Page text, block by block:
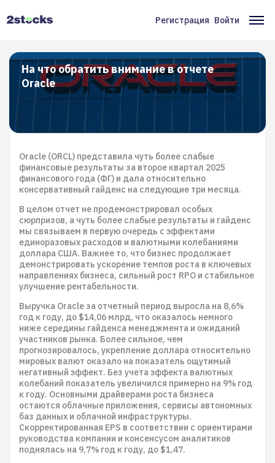
Меню
учётной
записи
пользователя
Регистрация Войти
На что обратить внимание в отчете
Oracle
Oracle (ORCL) представила чуть более слабые
финансовые результаты за второе квартал 2025
финансового года (ФГ) и дала относительно
консервативный гайденс на следующие три месяца.
В целом отчет не продемонстрировал особых
сюрпризов, а чуть более слабые результаты и гайденс
мы связываем в первую очередь с эффектами
единоразовых расходов и валютными колебаниями
доллара США. Важнее то, что бизнес продолжает
демонстрировать ускорение темпов роста в ключевых
направлениях бизнеса, сильный рост RPO и стабильное
улучшение рентабельности.
Выручка Oracle за отчетный период выросла на 8,6%
год к году, до $14,06 млрд, что оказалось немного
ниже середины гайденса менеджмента и ожиданий
участников рынка. Более сильное, чем
прогнозировалось, укрепление доллара относительно
мировых валют оказало на показатель ощутимый
негативный эффект. Без учета эффекта валютных
колебаний показатель увеличился примерно на 9% год
к году. Основными драйверами роста бизнеса
остаются облачные приложения, сервисы автономных
баз данных и облачной инфраструктуры.
Скорректированная EPS в соответствии с ориентирами
руководства компании и консенсусом аналитиков
поднялась на 9,7% год к году, до $1,47.